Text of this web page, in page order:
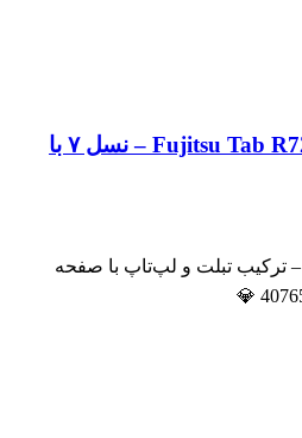
تبلت ویندوزی استوک Fujitsu Tab R727 – نسل ۷ با
💻 لپ تاپ Fujitsu Tab R727 – ترکیب تبلت و لپ‌تاپ با صفحه